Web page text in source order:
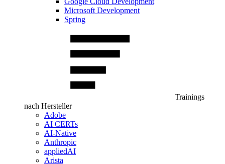
Microsoft Development
Spring
Trainings
nach Hersteller
Adobe
AI CERTs
AI-Native
Anthropic
appliedAI
Arista